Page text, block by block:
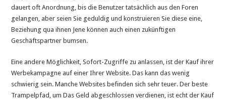
dauert oft Anordnung, bis die Benutzer tatsächlich aus den Foren
gelangen, aber seien Sie geduldig und konstruieren Sie diese eine,
Beziehung qua ihnen Jene können auch einen zukünftigen
Geschäftspartner bumsen.
Eine andere Möglichkeit, Sofort-Zugriffe zu anlassen, ist der Kauf ihrer
Werbekampagne auf einer Ihrer Website. Das kann das wenig
schwierig sein. Manche Websites befinden sich sehr teuer. Der beste
Trampelpfad, um Das Geld abgeschlossen verdienen, ist echt der Kauf